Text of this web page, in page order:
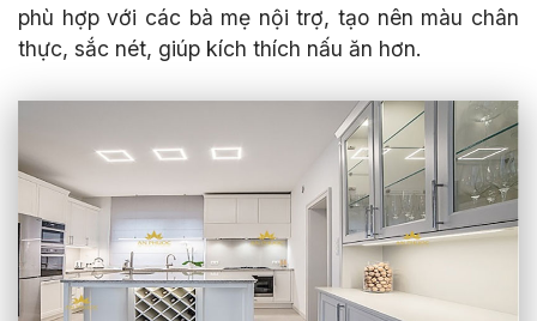
phù hợp với các bà mẹ nội trợ, tạo nên màu chân
thực, sắc nét, giúp kích thích nấu ăn hơn.